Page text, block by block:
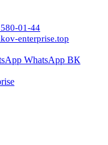
01-44
enterprise.top
WhatsApp ВК